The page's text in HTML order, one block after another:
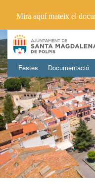
Festes Documentació
Mira aquí mateix el